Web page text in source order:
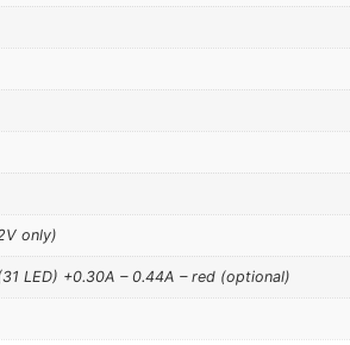
only)
LED) +0.30A – 0.44A – red (optional)